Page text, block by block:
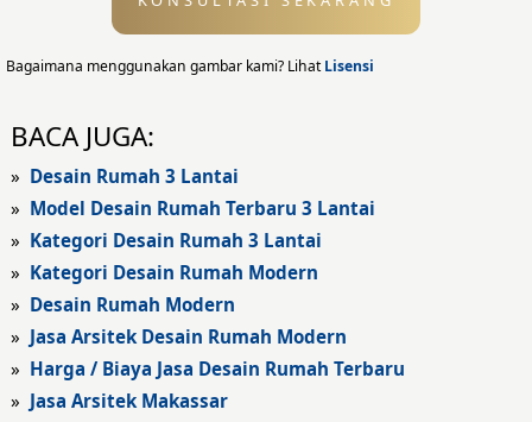
Desain Eksterior
Desain Eksterior Rumah
Desain Rumah Modern
Fasad Rumah Modern
Fasad Kantor
Fasad Hotel
Bagaimana menggunakan gambar kami? LihatLisensi
BACA JUGA:
» Desain Rumah 3 Lantai
» Model Desain Rumah Terbaru 3 Lantai
» Kategori Desain Rumah 3 Lantai
» Kategori Desain Rumah Modern
» Desain Rumah Modern
» Jasa Arsitek Desain Rumah Modern
» Harga / Biaya Jasa Desain Rumah Terbaru
» Jasa Arsitek Makassar